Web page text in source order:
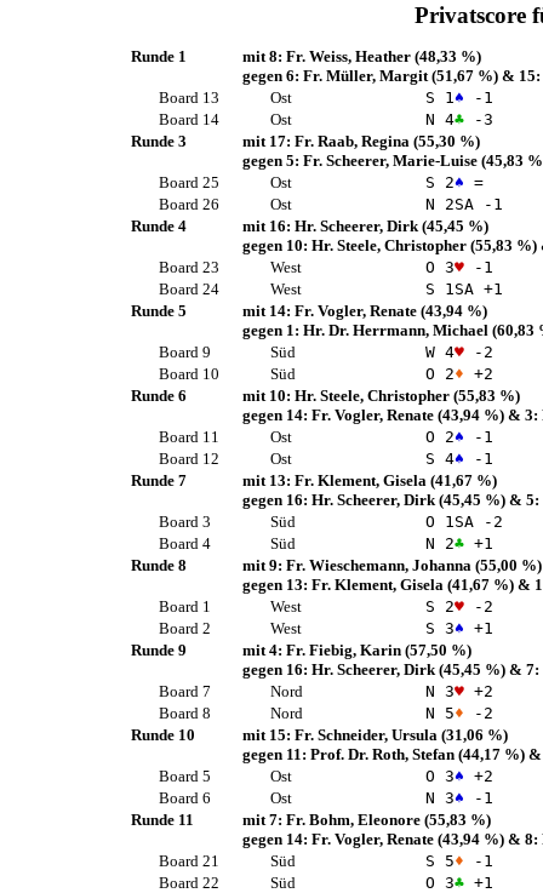
Privatscore
Runde 1 mit 8: Fr. Weiss, Heather (48,33 %)
gegen 6: Fr. Müller, Margit (51,67 %) & 15:
Board 13
Ost S 1 ♠ -1
Board 14
Ost N 4♣ -3
Runde 3
mit 17: Fr. Raab, Regina (55,30 %)
gegen 5: Fr. Scheerer, Marie-Luise (45,83
Board 25
Ost S 2♠ =
Board 26
Ost N 2SA -1
Runde 4
mit 16: Hr. Scheerer, Dirk (45,45 %)
gegen 10: Hr. Steele, Christopher (55,83 %)
Board 23
West O 3♥ -1
Board 24
West S 1 SA +1
Runde 5
mit 14: Fr. Vogler, Renate (43,94 %)
gegen 1: Hr. Dr. Herrmann, Michael (60,83
Board 9
Süd W 4♥ -2
Board 10
Süd O 2♦ +2
Runde 6
mit 10: Hr. Steele, Christopher (55,83 %)
gegen 14: Fr. Vogler, Renate (43,94 %) & 3:
Board 11
Ost O 2♠ -1
Board 12
Ost S 4♠ -1
Runde 7
mit 13: Fr. Klement, Gisela (41,67 %)
gegen 16: Hr. Scheerer, Dirk (45,45 %) & 5:
Board 3
Süd O 1 SA -2
Board 4
Süd N 2♣ +1
Runde 8
mit 9: Fr. Wieschemann, Johanna (55,00 %)
gegen 13: Fr. Klement, Gisela (41,67 %) &
Board 1
West S 2♥ -2
Board 2
West S 3♠ +1
Runde 9
mit 4: Fr. Fiebig, Karin (57,50 %)
gegen 16: Hr. Scheerer, Dirk (45,45 %) & 7:
Board 7
Nord N 3♥ +2
Board 8
Nord N 5♦ -2
Runde 10
mit 15: Fr. Schneider, Ursula (31,06 %)
gegen 11: Prof. Dr. Roth, Stefan (44,17 %)
Board 5
Ost O 3♠ +2
Board 6
Ost N 3♠ -1
Runde 11
mit 7: Fr. Bohm, Eleonore (55,83 %)
gegen 14: Fr. Vogler, Renate (43,94 %) & 8:
Board 21
Süd S 5♦ -1
Board 22
Süd O 3♣ +1